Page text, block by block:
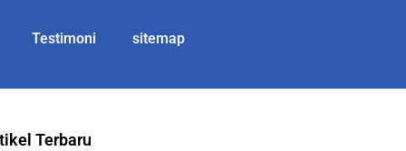
Testimoni sitemap
Terbaru